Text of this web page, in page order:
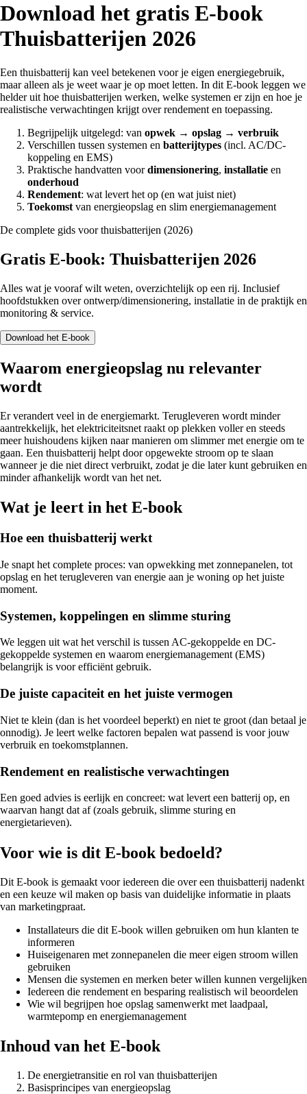
Download het gratis E-book
Thuisbatterijen 2026
Een thuisbatterij kan veel betekenen voor je eigen energiegebruik,
maar alleen als je weet waar je op moet letten. In dit E-book leggen we
helder uit hoe thuisbatterijen werken, welke systemen er zijn en hoe je
realistische verwachtingen krijgt over rendement en toepassing.
Begrijpelijk uitgelegd: van opwek → opslag → verbruik
Verschillen tussen systemen en batterijtypes (incl. AC/DC-
koppeling en EMS)
Praktische handvatten voordimensionering, installatie en
onderhoud
Rendement: wat levert het op (en wat juist niet)
Toekomst van energieopslag en slim energiemanagement
De complete gids voor thuisbatterijen (2026)
Gratis E-book: Thuisbatterijen 2026
Alles wat je vooraf wilt weten, overzichtelijk op een rij. Inclusief
hoofdstukken over ontwerp/dimensionering, installatie in de praktijk en
monitoring & service.
Download het E-book
Waarom energieopslag nu relevanter
wordt
Er verandert veel in de energiemarkt. Terugleveren wordt minder
aantrekkelijk, het elektriciteitsnet raakt op plekken voller en steeds
meer huishoudens kijken naar manieren om slimmer met energie om te
gaan. Een thuisbatterij helpt door opgewekte stroom op te slaan
wanneer je die niet direct verbruikt, zodat je die later kunt gebruiken en
minder afhankelijk wordt van het net.
Wat je leert in het E-book
Hoe een thuisbatterij werkt
Je snapt het complete proces: van opwekking met zonnepanelen, tot
opslag en het terugleveren van energie aan je woning op het juiste
moment.
Systemen, koppelingen en slimme sturing
We leggen uit wat het verschil is tussen AC-gekoppelde en DC-
gekoppelde systemen en waarom energiemanagement (EMS)
belangrijk is voor efficiënt gebruik.
De juiste capaciteit en het juiste vermogen
Niet te klein (dan is het voordeel beperkt) en niet te groot (dan betaal je
onnodig). Je leert welke factoren bepalen wat passend is voor jouw
verbruik en toekomstplannen.
Rendement en realistische verwachtingen
Een goed advies is eerlijk en concreet: wat levert een batterij op, en
waarvan hangt dat af (zoals gebruik, slimme sturing en
energietarieven).
Voor wie is dit E-book bedoeld?
Dit E-book is gemaakt voor iedereen die over een thuisbatterij nadenkt
en een keuze wil maken op basis van duidelijke informatie in plaats
van marketingpraat.
Installateurs die dit E-book willen gebruiken om hun klanten te
informeren
Huiseigenaren met zonnepanelen die meer eigen stroom willen
gebruiken
Mensen die systemen en merken beter willen kunnen vergelijken
Iedereen die rendement en besparing realistisch wil beoordelen
Wie wil begrijpen hoe opslag samenwerkt met laadpaal,
warmtepomp en energiemanagement
Inhoud van het E-book
De energietransitie en rol van thuisbatterijen
Basisprincipes van energieopslag